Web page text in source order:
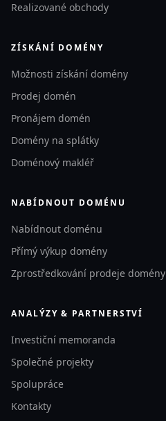
Realizované obchody
ZÍSKÁNÍ DOMÉNY
Možnosti získání domény
Prodej domén
Pronájem domén
Domény na splátky
Doménový makléř
NABÍDNOUT DOMÉNU
Nabídnout doménu
Přímý výkup domény
Zprostředkování prodeje domény
ANALÝZY & PARTNERSTVÍ
Investiční memoranda
Společné projekty
Spolupráce
Kontakty